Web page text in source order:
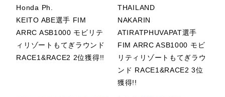
2026/7/10-
12
2位 ARENAS選
手/AS BLU
CRU Racing
Team
Honda Ph.
KEITO ABE選手 FIM
ARRC ASB1000 モビリテ
ィリゾートもてぎラウンド
RACE1&RACE2 2位獲得!!
THAILAND
NAKARIN
ATIRATPHUVAPAT選手
FIM ARRC ASB1000 モビ
リティリゾートもてぎラウ
ンド RACE1&RACE2 3位
獲得!!